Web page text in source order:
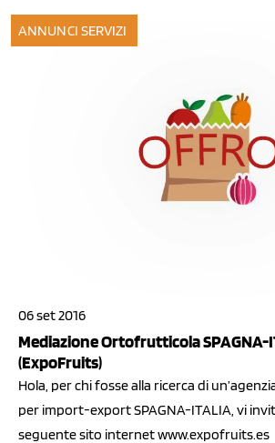
ANNUNCI SERVIZI
06 set 2016
Mediazione Ortofrutticola SPAGNA-
(ExpoFruits)
Hola, per chi fosse alla ricerca di
per import-export SPAGNA-ITALIA, vi
seguente sito internet www.expofruits.es